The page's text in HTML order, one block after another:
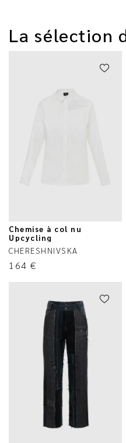
La sélection
Chemise à col nu
Upcycling
CHERESHNIVSKA
164 €